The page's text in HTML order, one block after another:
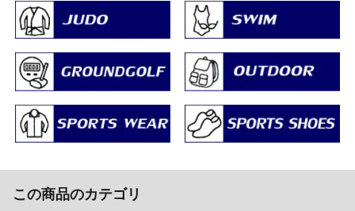
この商品のカテゴリ